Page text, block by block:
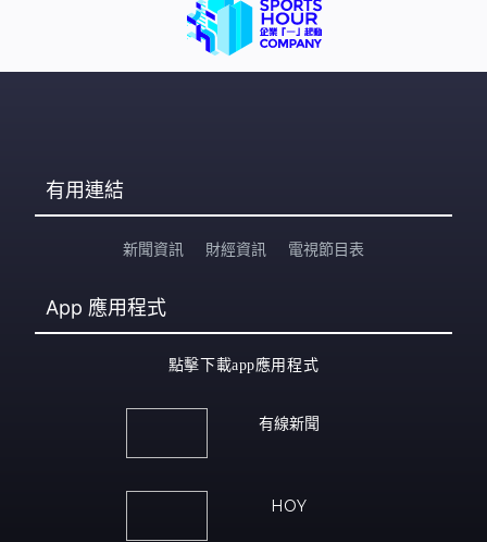
有用連結
新聞資訊 財經資訊 電視節目表
App 應用程式
點擊下載app應用程式
有線新聞
HOY